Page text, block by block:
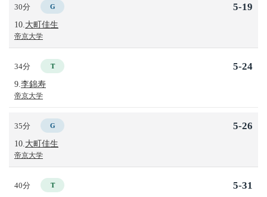
30分 G
10. 大町佳生
帝京大学
5-19
34分 T
9. 李錦寿
帝京大学
5-24
35分 G
10. 大町佳生
帝京大学
5-26
40分 T 5-31